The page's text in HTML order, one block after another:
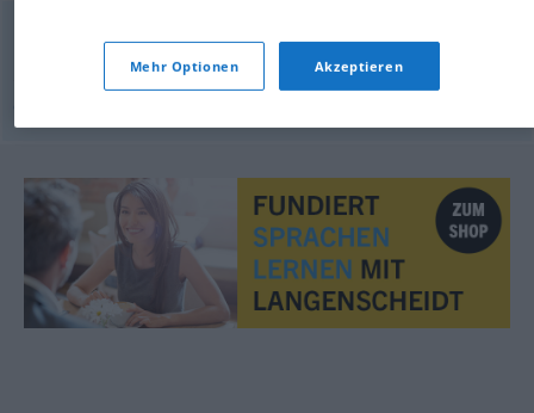
Mehr Optionen Akzeptieren